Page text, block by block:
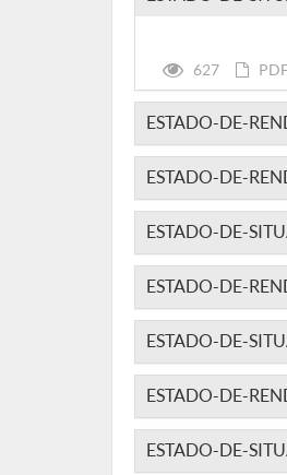
627
ESTADO-DE-
ESTADO-DE-
ESTADO-DE-
ESTADO-DE-
ESTADO-DE-
ESTADO-DE-
ESTADO-DE-